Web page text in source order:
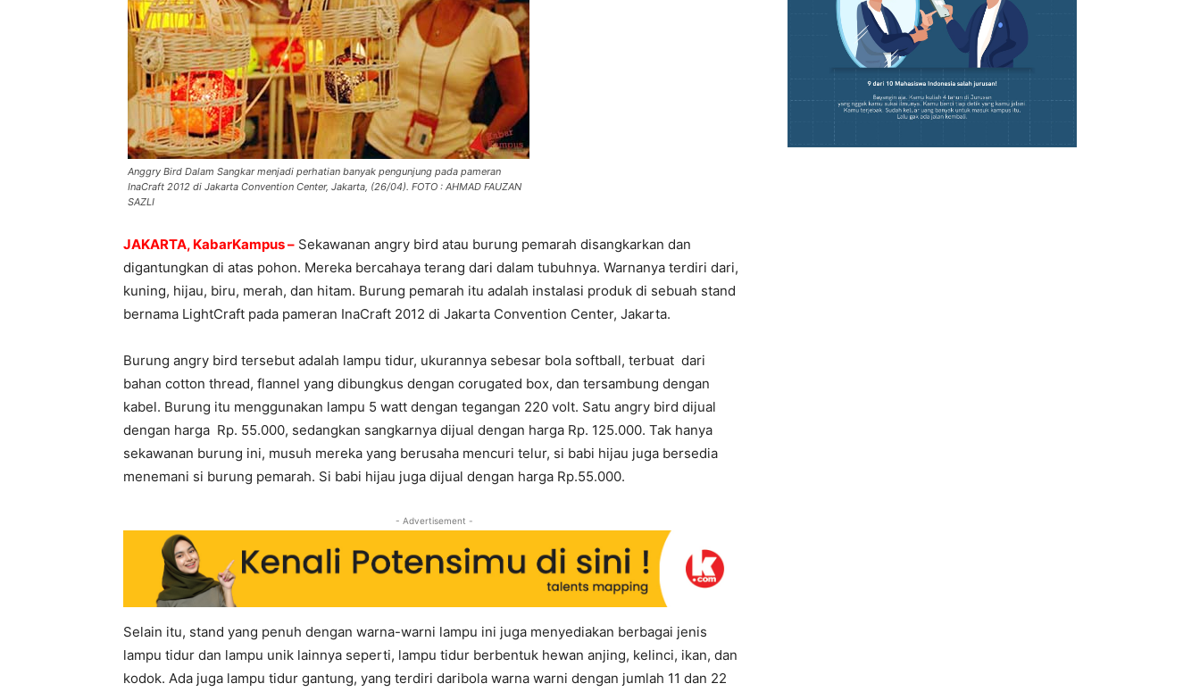
Anggry Bird Dalam Sangkar menjadi perhatian banyak pengunjung pada pameran
InaCraft 2012 di Jakarta Convention Center, Jakarta, (26/04). FOTO : AHMAD FAUZAN
SAZLI
JAKARTA, KabarKampus – Sekawanan angry bird atau burung pemarah disangkarkan dan
digantungkan di atas pohon. Mereka bercahaya terang dari dalam tubuhnya. Warnanya terdiri dari,
kuning, hijau, biru, merah, dan hitam. Burung pemarah itu adalah instalasi produk di sebuah stand
bernama LightCraft pada pameran InaCraft 2012 di Jakarta Convention Center, Jakarta.
Burung angry bird tersebut adalah lampu tidur, ukurannya sebesar bola softball, terbuat dari
bahan cotton thread, flannel yang dibungkus dengan corugated box, dan tersambung dengan
kabel. Burung itu menggunakan lampu 5 watt dengan tegangan 220 volt. Satu angry bird dijual
dengan harga Rp. 55.000, sedangkan sangkarnya dijual dengan harga Rp. 125.000. Tak hanya
sekawanan burung ini, musuh mereka yang berusaha mencuri telur, si babi hijau juga bersedia
menemani si burung pemarah. Si babi hijau juga dijual dengan harga Rp.55.000.
- Advertisement -
Selain itu, stand yang penuh dengan warna-warni lampu ini juga menyediakan berbagai jenis
lampu tidur dan lampu unik lainnya seperti, lampu tidur berbentuk hewan anjing, kelinci, ikan, dan
kodok. Ada juga lampu tidur gantung, yang terdiri daribola warna warni dengan jumlah 11 dan 22